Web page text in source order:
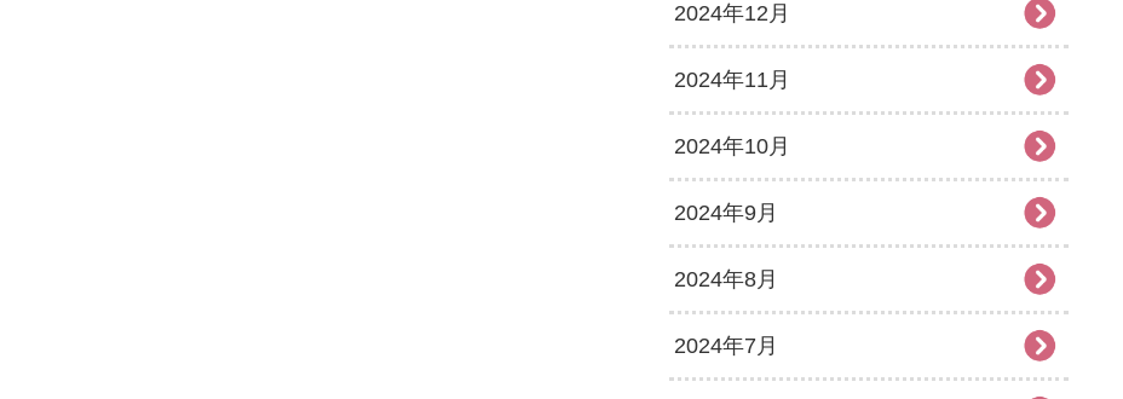
2024年12月
2024年11月
2024年10月
2024年9月
2024年8月
2024年7月